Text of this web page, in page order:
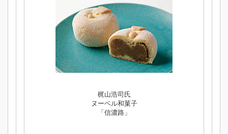
梶山浩司氏
ヌーベル和菓子
「信濃路」